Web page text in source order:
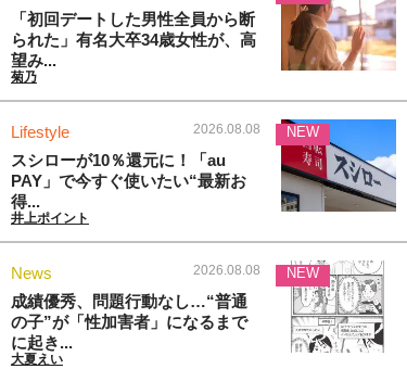
「初回デートした男性全員から断
られた」有名大卒34歳女性が、高
望み...
菊乃
Lifestyle 2026.08.08
スシローが10％還元に！「au
PAY」で今すぐ使いたい“最新お
得...
井上ポイント
NEW
News 2026.08.08
成績優秀、問題行動なし…“普通
の子”が「性加害者」になるまで
に起き...
大夏えい
NEW